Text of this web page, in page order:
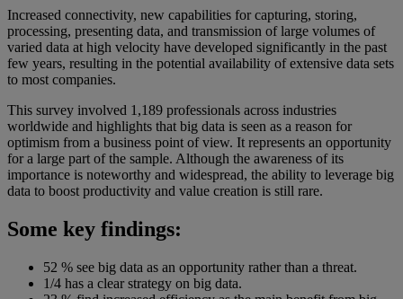
Increased connectivity, new capabilities for capturing, storing,
processing, presenting data, and transmission of large volumes of
varied data at high velocity have developed significantly in the past
few years, resulting in the potential availability of extensive data sets
to most companies.
This survey involved 1,189 professionals across industries
worldwide and highlights that big data is seen as a reason for
optimism from a business point of view. It represents an opportunity
for a large part of the sample. Although the awareness of its
importance is noteworthy and widespread, the ability to leverage big
data to boost productivity and value creation is still rare.
Some key findings:
52 % see big data as an opportunity rather than a threat.
1/4 has a clear strategy on big data.